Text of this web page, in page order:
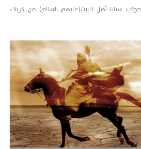
سبايا أهل البيت(عليهم السلام) من كربلاء